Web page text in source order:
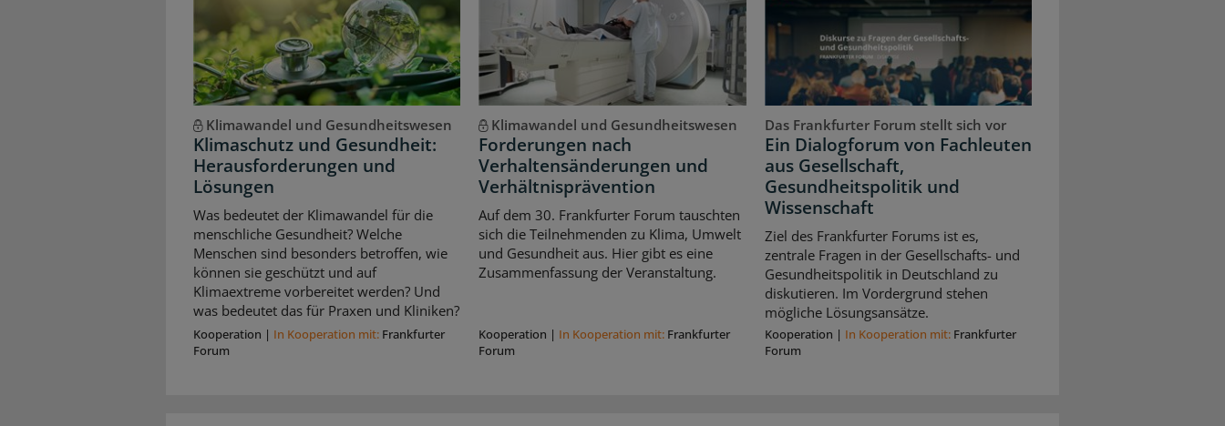
Klimawandel und Gesundheitswesen
Klimaschutz und Gesundheit:
Herausforderungen und
Lösungen
Was bedeutet der Klimawandel für die
menschliche Gesundheit? Welche
Menschen sind besonders betroffen, wie
können sie geschützt und auf
Klimaextreme vorbereitet werden? Und
was bedeutet das für Praxen und Kliniken?
Kooperation | In Kooperation mit: Frankfurter
Forum
Klimawandel und Gesundheitswesen
Forderungen nach
Verhaltensänderungen und
Verhältnisprävention
Auf dem 30. Frankfurter Forum tauschten
sich die Teilnehmenden zu Klima, Umwelt
und Gesundheit aus. Hier gibt es eine
Zusammenfassung der Veranstaltung.
Kooperation | In Kooperation mit: Frankfurter
Forum
Das Frankfurter Forum stellt sich vor
Ein Dialogforum von Fachleuten
aus Gesellschaft,
Gesundheitspolitik und
Wissenschaft
Ziel des Frankfurter Forums ist es,
zentrale Fragen in der Gesellschafts- und
Gesundheitspolitik in Deutschland zu
diskutieren. Im Vordergrund stehen
mögliche Lösungsansätze.
Kooperation | In Kooperation mit: Frankfurter
Forum